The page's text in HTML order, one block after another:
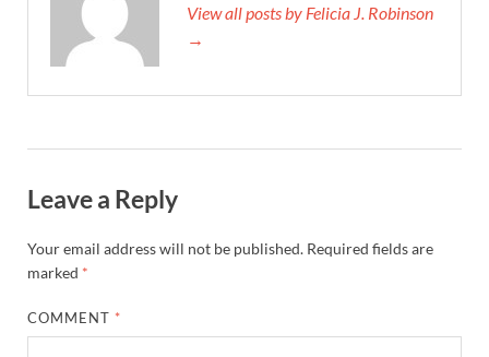
View all posts by Felicia J. Robinson
→
Leave a Reply
Your email address will not be published. Required fields are
marked *
COMMENT *